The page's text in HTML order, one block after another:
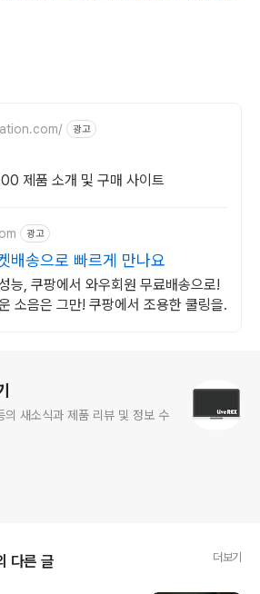
광고
제품 소개 및 구매 사이트
광고
배송으로 빠르게 만나요
능, 쿠팡에서 와우회원 무료배송으로!
소음은 그만! 쿠팡에서 조용한 쿨링을.
의 새소식과 제품 리뷰 및 정보 수
다른 글 더보기